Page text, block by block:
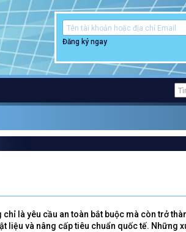
Đăng ký ngay
chỉ là yêu cầu an toàn bắt buộc mà còn trở
và nâng cấp tiêu chuẩn quốc tế. Những